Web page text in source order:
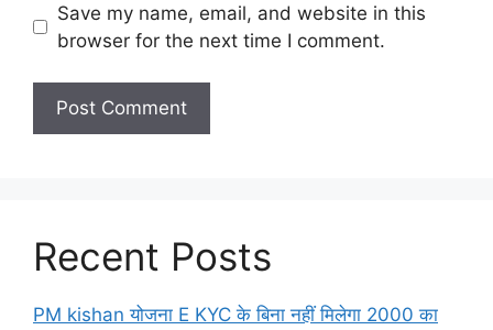
Save my name, email, and website in this
browser for the next time I comment.
Recent Posts
PM kishan योजना E KYC के बिना नहीं मिलेगा 2000 का